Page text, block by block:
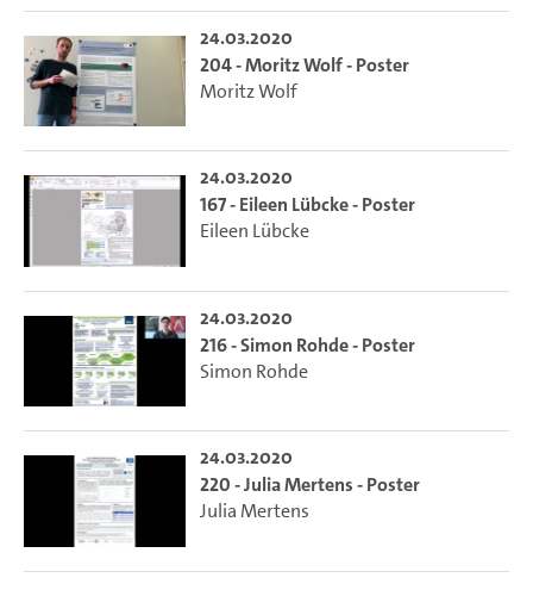
24.03.2020
204 - Moritz Wolf - Poster
Moritz Wolf
24.03.2020
167 - Eileen Lübcke - Poster
Eileen Lübcke
24.03.2020
216 - Simon Rohde - Poster
Simon Rohde
24.03.2020
220 - Julia Mertens - Poster
Julia Mertens